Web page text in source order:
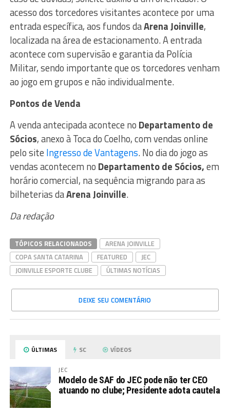
acesso dos torcedores visitantes acontece por uma
entrada específica, aos fundos daArena Joinville,
localizada na área de estacionamento. A entrada
acontece com supervisão e garantia da Polícia
Militar, sendo importante que os torcedores venham
ao jogo em grupos e não individualmente.
Pontos de Venda
A venda antecipada acontece no Departamento de
Sócios, anexo à Toca do Coelho, com vendas online
pelo site Ingresso de Vantagens. No dia do jogo as
vendas acontecem no Departamento de Sócios,em
horário comercial, na sequência migrando para as
bilheterias daArena Joinville.
Da redação
TÓPICOS RELACIONADOS
ARENA JOINVILLE
COPA SANTA CATARINA
FEATURED
JEC
JOINVILLE ESPORTE CLUBE
ÚLTIMAS NOTÍCIAS
DEIXE SEU COMENTÁRIO
ÚLTIMAS SC VÍDEOS
JEC
Modelo de SAF do JEC pode não ter CEO
atuando no clube; Presidente adota cautela